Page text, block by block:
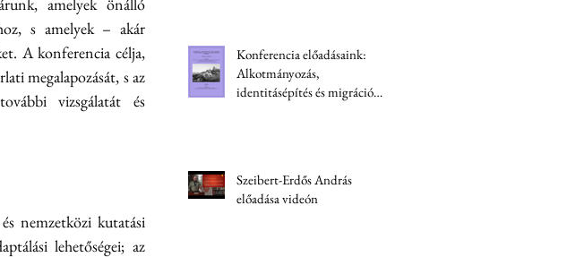
s amelyek – akár
A konferencia célja,
megalapozását, s az
vizsgálatát és
nemzetközi kutatási
lehetőségei; az
Konferencia előadásaink:
Alkotmányozás,
identitásépítés és migráció
Szeibert-Erdős András
előadása videón